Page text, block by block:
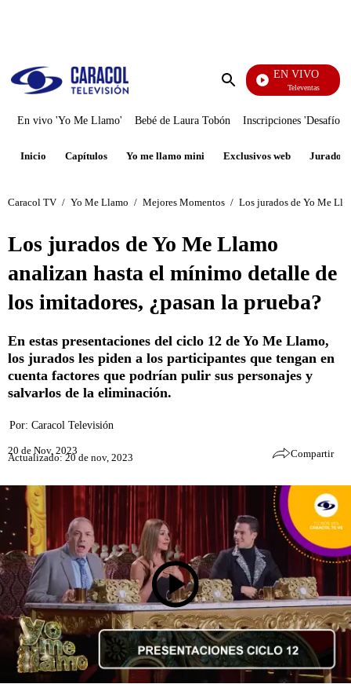
Enviar
EN VIVO
Televentas
En vivo 'Yo Me Llamo' Bebé de Laura Tobón Inscripciones 'Desafío'
Inicio Capítulos Yo me llamo mini Exclusivos web Jurados
Caracol TV / Yo Me Llamo / Mejores Momentos / Los jurados de Yo Me
Los jurados de Yo Me Llamo
analizan hasta el mínimo detalle de
los imitadores, ¿pasan la prueba?
En estas presentaciones del ciclo 12 de Yo Me Llamo,
los jurados les piden a los participantes que tengan en
cuenta factores que podrían pulir sus personajes y
salvarlos de la eliminación.
Por: Caracol Televisión
20 de Nov, 2023
Actualizado: 20 de nov, 2023 Compartir